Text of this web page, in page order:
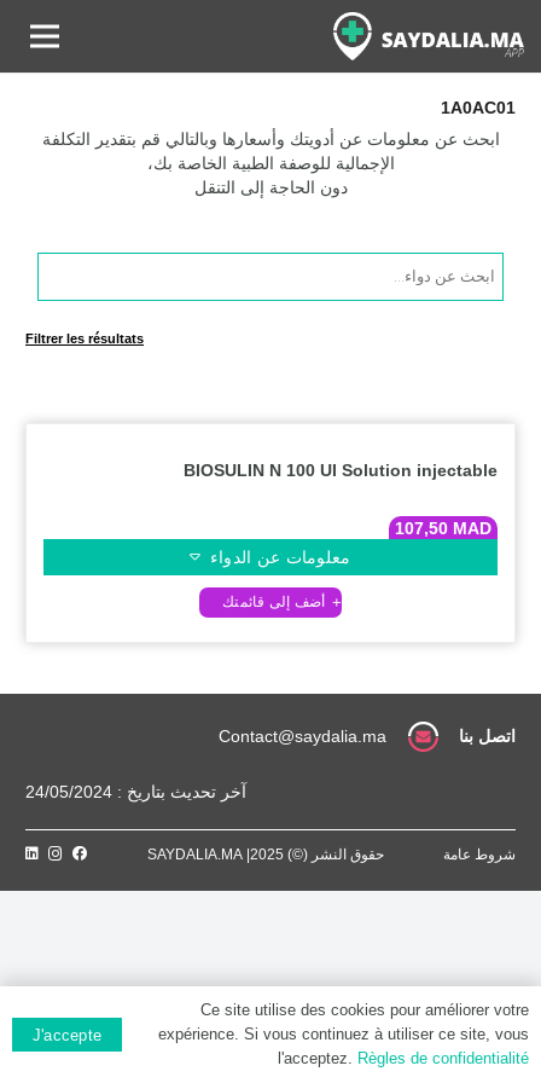
1A0AC01
ابحث عن معلومات عن أدويتك وأسعارها وبالتالي قم بتقدير التكلفة
الإجمالية للوصفة الطبية الخاصة بك،
دون الحاجة إلى التنقل
Products
search
Filtrer les résultats
BIOSULIN N 100 UI Solution injectable
107,50 MAD
معلومات عن الدواء
اتصل بنا Contact@saydalia.ma
آخر تحديث بتاريخ : 24/05/2024
شروط عامة حقوق النشر (©) 2025| SAYDALIA.MA
Ce site utilise des cookies pour améliorer votre
expérience. Si vous continuez à utiliser ce site, vous
l'acceptez. Règles de confidentialité
J'accepte